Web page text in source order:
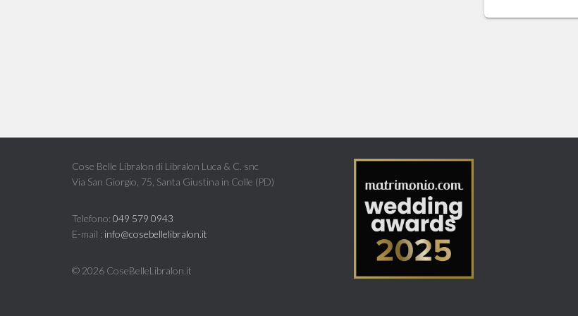
Cose Belle Libralon di Libralon Luca & C. snc
Via San Giorgio, 75, Santa Giustina in Colle (PD)
Telefono: 049 579 0943
E-mail : info@cosebellelibralon.it
© 2026 CoseBelleLibralon.it